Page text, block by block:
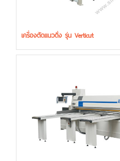
เครื่องตัดแนวดิ่ง รุ่น Verticut